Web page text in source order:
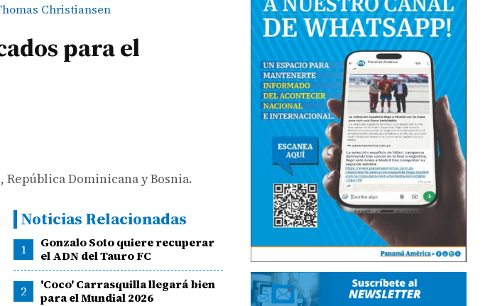
Christiansen
para el
Dominicana y Bosnia.
Noticias Relacionadas
1
Gonzalo Soto quiere recuperar
el ADN del Tauro FC
2
'Coco' Carrasquilla llegará bien
para el Mundial 2026